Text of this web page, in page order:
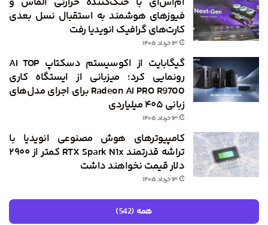
فیوزهای هوشمند به استقبال نسل بعدی
کارت‌های گرافیک انویدیا رفت
۱۳ خرداد ۱۴۰۵
گیگابایت از اکوسیستم دسکتاپ AI TOP
رونمایی کرد؛ میزبانی از ایستگاه کاری
Radeon AI PRO R9700 برای اجرای مدل‌های
زبانی ۴۰۵ میلیاردی
۱۳ خرداد ۱۴۰۵
کامپیوترهای هوش مصنوعی انویدیا با
تراشه قدرتمند RTX Spark N1x کمتر از ۲۹۰۰
دلار قیمت نخواهند داشت
۱۳ خرداد ۱۴۰۵
همه (542)